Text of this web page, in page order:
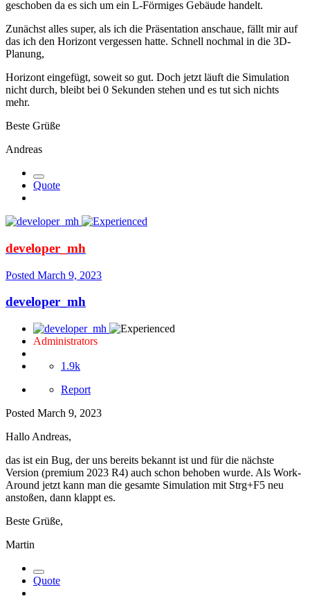
geschoben da es sich um ein L-Förmiges Gebäude handelt.
Zunächst alles super, als ich die Präsentation anschaue, fällt mir auf
das ich den Horizont vergessen hatte. Schnell nochmal in die 3D-
Planung,
Horizont eingefügt, soweit so gut. Doch jetzt läuft die Simulation
nicht durch, bleibt bei 0 Sekunden stehen und es tut sich nichts
mehr.
Beste Grüße
Andreas
Quote
developer_mh
Posted March 9, 2023
developer_mh
Administrators
1.9k
Report
Posted March 9, 2023
Hallo Andreas,
das ist ein Bug, der uns bereits bekannt ist und für die nächste
Version (premium 2023 R4) auch schon behoben wurde. Als Work-
Around jetzt kann man die gesamte Simulation mit Strg+F5 neu
anstoßen, dann klappt es.
Beste Grüße,
Martin
Quote